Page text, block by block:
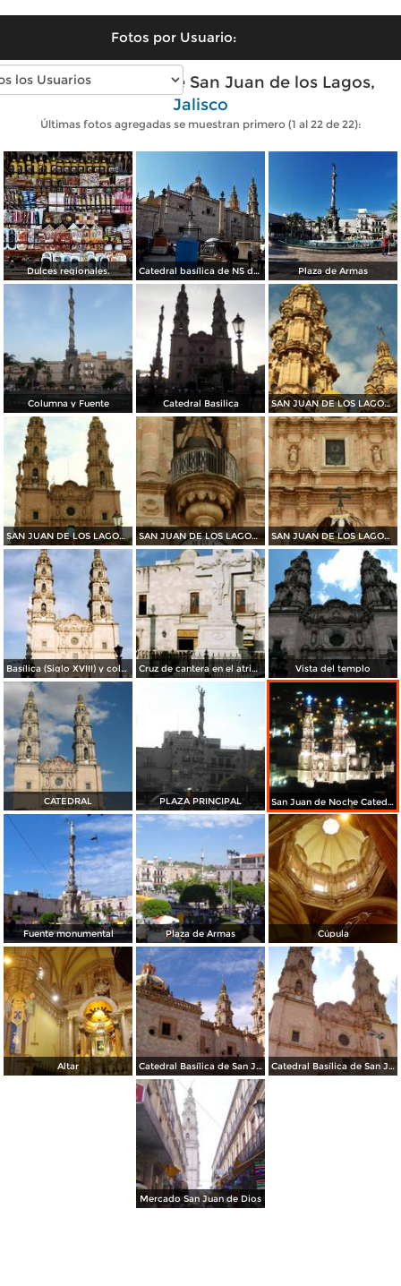
Fotos por Usuario:
Fotos modernas de San Juan de los Lagos,
Jalisco
Últimas fotos agregadas se muestran primero (1 al 22 de 22):
Dulces regionales. Catedral basílica de NS de San Juan de los Lagos Plaza de Armas
Columna y Fuente Catedral Basilica SAN JUAN DE LOS LAGOS 2015
SAN JUAN DE LOS LAGOS 2015 SAN JUAN DE LOS LAGOS 2015 SAN JUAN DE LOS LAGOS 2015
Basílica (Siglo XVIII) y columna de la Independencia. San Juán de los Lagos. 1989 Cruz de cantera en el atrio de la Basílica y al fondo el Palacio Municipal. 2005 Vista del templo
CATEDRAL PLAZA PRINCIPAL San Juan de Noche Catedral
Fuente monumental Plaza de Armas Cúpula
Altar Catedral Basílica de San Juan de los Lagos Catedral Basílica de San Juan de los Lagos
Mercado San Juan de Dios